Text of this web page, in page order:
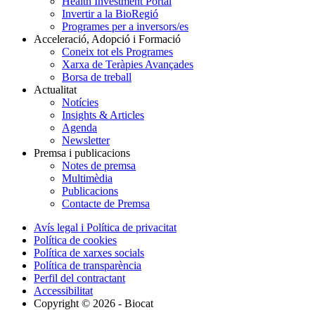
Invertir a la BioRegió
Programes per a inversors/es
Acceleració, Adopció i Formació
Coneix tot els Programes
Xarxa de Teràpies Avançades
Borsa de treball
Actualitat
Notícies
Insights & Articles
Agenda
Newsletter
Premsa i publicacions
Notes de premsa
Multimèdia
Publicacions
Contacte de Premsa
Avís legal i Política de privacitat
Política de cookies
Política de xarxes socials
Política de transparència
Perfil del contractant
Accessibilitat
Copyright © 2026 - Biocat